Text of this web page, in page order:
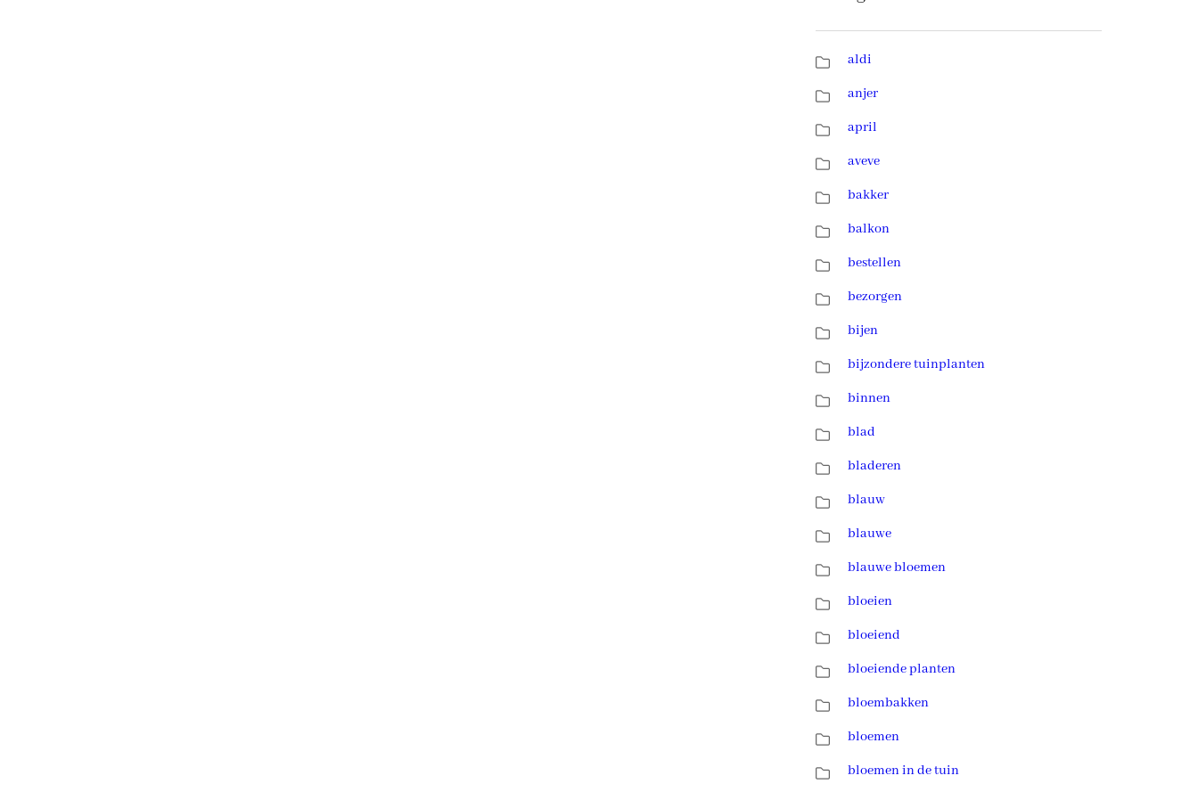
aldi
anjer
april
aveve
bakker
balkon
bestellen
bezorgen
bijen
bijzondere tuinplanten
binnen
blad
bladeren
blauw
blauwe
blauwe bloemen
bloeien
bloeiend
bloeiende planten
bloembakken
bloemen
bloemen in de tuin